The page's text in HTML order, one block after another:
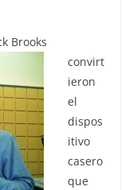
Brooks
convirt
ieron
el
dispos
itivo
casero
que